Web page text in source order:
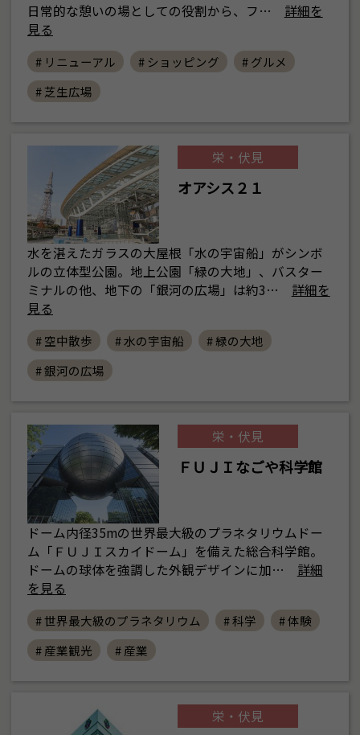
日常的な憩いの場としての役割から、フ…
詳細を
見る
# リニューアル # ショッピング
# グルメ
# 芝生広場
栄・伏見
オアシス２１
水を湛えたガラスの大屋根「水の宇宙船」がシンボ
ルの立体型公園。地上公園「緑の大地」、バスター
ミナルの他、地下の「銀河の広場」は約3…
詳細を
見る
# 空中散歩 # 水の宇宙船
# 緑の大地
# 銀河の広場
栄・伏見
ＦＵＪＩなごや科学館
ドーム内径35mの世界最大級のプラネタリウムドー
ム「ＦＵＪＩスカイドーム」を備えた総合科学館。
ドームの球体を強調した外観デザインに加…
詳細
を見る
# 世界最大級のプラネタリウム # 科学
# 体験
# 産業観光
# 産業
栄・伏見